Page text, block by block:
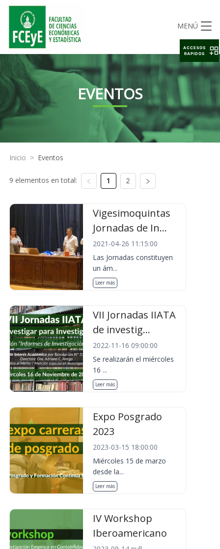
MENÚ
EVENTOS
Inicio > Eventos
9 elementos en total: 1 2
Vigesimoquintas
Jornadas de In...
2021-04-26 11:15:00
Las Jornadas constituyen
un ám...
Leer más
VII Jornadas IIATA
de investig...
2022-11-16 09:00:00
Se realizarán el miércoles
16 ...
Leer más
Expo Posgrado
2023
2023-03-15 18:00:00
Miércoles 15 de marzo
desde la...
Leer más
IV Workshop
Iberoamericano
ACCESOS
RAPIDOS